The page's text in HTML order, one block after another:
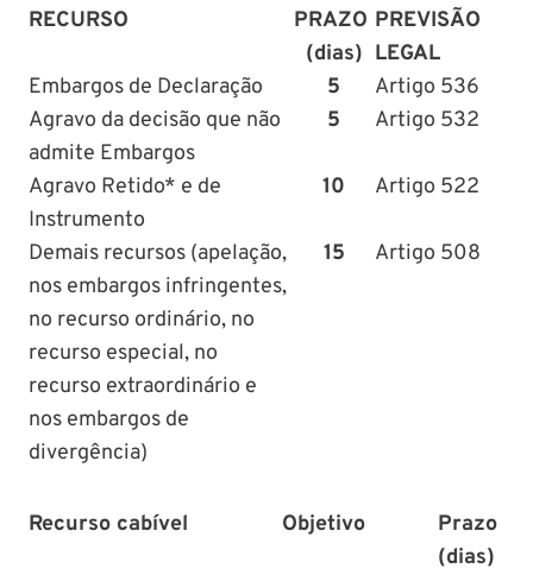
RECURSO
PRAZO
(dias)
PREVISÃO
LEGAL
Embargos de Declaração
5
Artigo 536
Agravo da decisão que não
admite Embargos
5 Artigo 532
Agravo Retido* e de
Instrumento
10 Artigo 522
Demais recursos (apelação,
nos embargos infringentes,
no recurso ordinário, no
recurso especial, no
recurso extraordinário e
nos embargos de
divergência)
15 Artigo 508
Recurso cabível Objetivo
Prazo
(dias)